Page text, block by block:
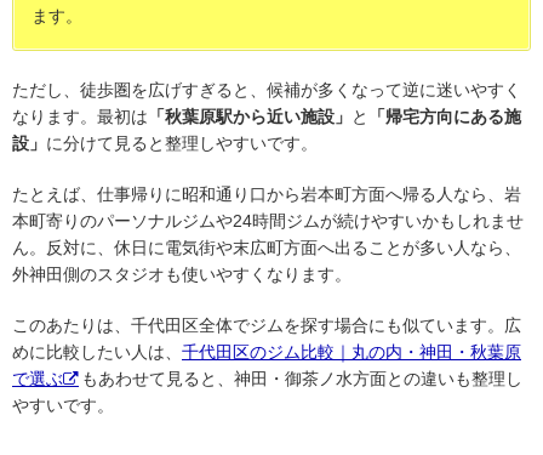
ます。
ただし、徒歩圏を広げすぎると、候補が多くなって逆に迷いやすく
なります。最初は 「秋葉原駅から近い施設」 と
「帰宅方向にある施
設」 に分けて見ると整理しやすいです。
たとえば、仕事帰りに昭和通り口から岩本町方面へ帰る人なら、岩
本町寄りのパーソナルジムや24時間ジムが続けやすいかもしれませ
ん。反対に、休日に電気街や末広町方面へ出ることが多い人なら、
外神田側のスタジオも使いやすくなります。
このあたりは、千代田区全体でジムを探す場合にも似ています。広
めに比較したい人は、 千代田区のジム比較｜丸の内・神田・秋葉原
で選ぶ
もあわせて見ると、神田・御茶ノ水方面との違いも整理し
やすいです。